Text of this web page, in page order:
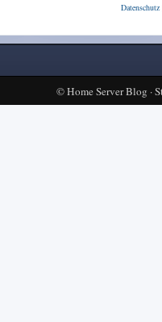
Datenschutz
©Home Server Blog ·